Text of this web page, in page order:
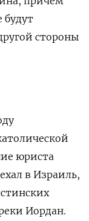
будут
стороны
юриста
в Израиль,
Иордан.